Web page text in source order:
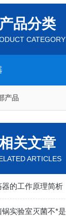
产品分类
CATEGORY
产品
关文章
ARTICLES
器的工作原理简析